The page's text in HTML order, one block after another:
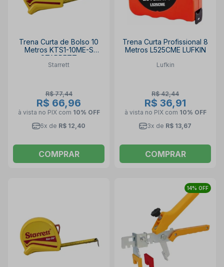
Trena Curta de Bolso 10
Metros KTS1-10ME-S
STARRETT
Starrett
R$ 77,44
R$ 66,96
à vista no PIX com 10% OFF
6x de R$ 12,40
COMPRAR
Trena Curta Profissional 8
Metros L525CME LUFKIN
Lufkin
R$ 42,44
R$ 36,91
à vista no PIX com 10% OFF
3x de R$ 13,67
COMPRAR
14% OFF